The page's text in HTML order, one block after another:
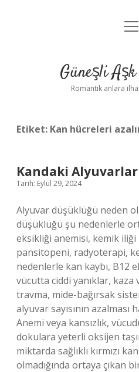
Yasal
Güneşli
Romantik anlara
Etiket: Kan hücreleri
Kandaki
Tarih: Eylül 29, 2024
Alyuvar düşüklüğü neden
düşüklüğü şu nedenlerle
eksikliği anemisi, kemik
pansitopeni, radyoterapi,
nedenlerle kan kaybı, B12
vücutta ciddi yanıklar, kaza
travma, mide-bağırsak
alyuvar sayısının azalması
Anemi veya kansızlık,
dokulara yeterli oksijen
miktarda sağlıklı kırmızı
olmadığında ortaya çıkan